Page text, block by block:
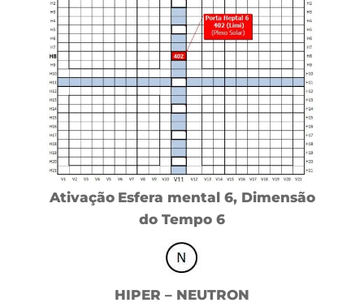
Ativação Esfera mental 6, Dimensão
do Tempo 6
HIPER – NEUTRON